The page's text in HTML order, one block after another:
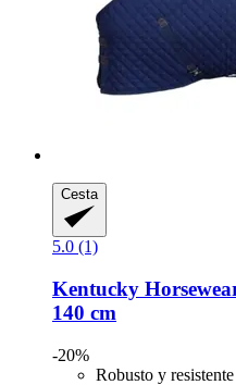
Cesta
5.0 (1)
Kentucky
140 cm
-20%
Robusto y resistente